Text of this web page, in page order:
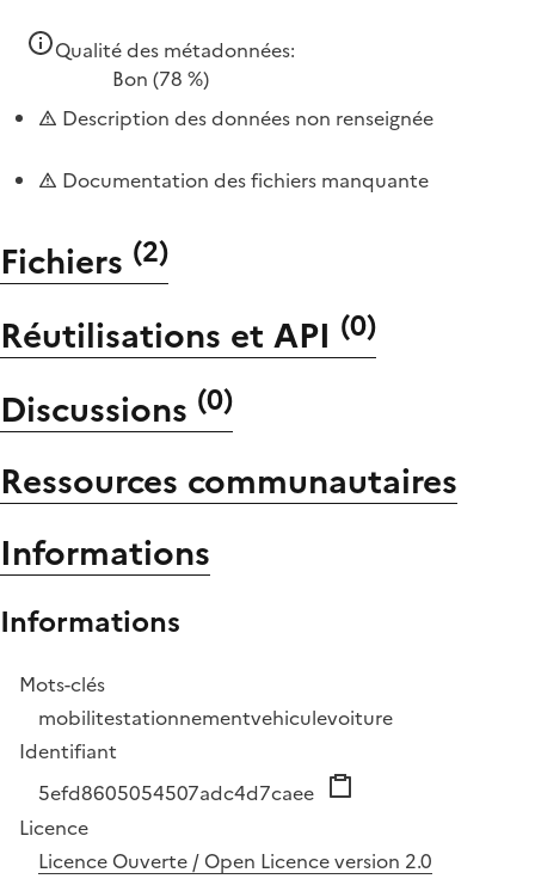
Qualité des métadonnées:
Bon (78 %)
Description des données non renseignée
Documentation des fichiers manquante
Fichiers (2)
Réutilisations et API (0)
Discussions (0)
Ressources communautaires
Informations
Informations
Mots-clés
mobilitestationnementvehiculevoiture
Identifiant
5efd8605054507adc4d7caee
Licence
Licence Ouverte / Open Licence version 2.0